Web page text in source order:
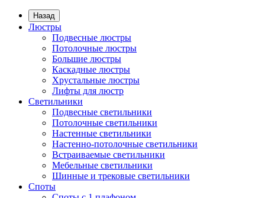
Назад
Люстры
Подвесные люстры
Потолочные люстры
Большие люстры
Каскадные люстры
Хрустальные люстры
Лифты для люстр
Светильники
Подвесные светильники
Потолочные светильники
Настенные светильники
Настенно-потолочные светильники
Встраиваемые светильники
Мебельные светильники
Шинные и трековые светильники
Споты